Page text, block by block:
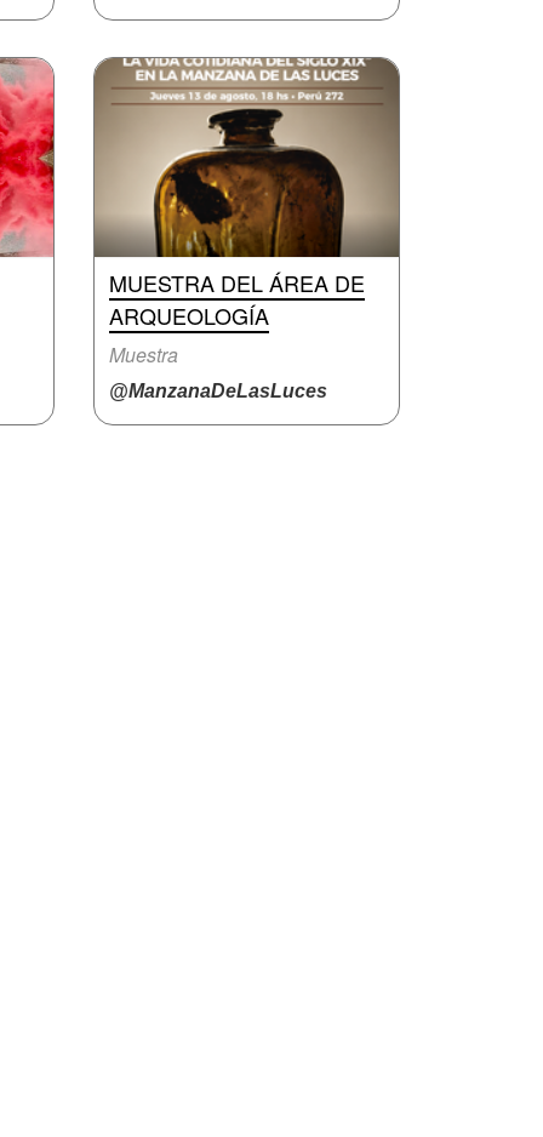
MUESTRA DEL ÁREA DE
ARQUEOLOGÍA
Muestra
@ManzanaDeLasLuces